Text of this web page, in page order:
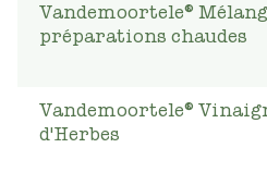
Vandemoortele®
préparations chaudes
Vandemoortele®
d'Herbes